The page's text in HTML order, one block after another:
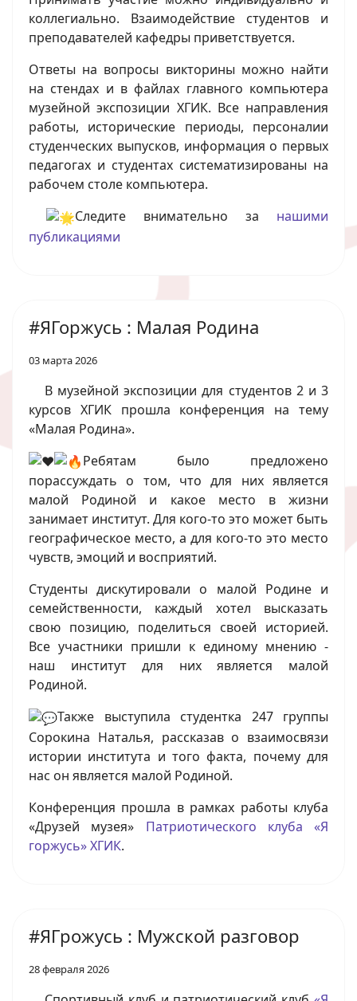
коллегиально. Взаимодействие студентов и
преподавателей кафедры приветствуется.
Ответы на вопросы викторины можно найти
на стендах и в файлах главного компьютера
музейной экспозиции ХГИК. Все направления
работы, исторические периоды, персоналии
студенческих выпусков, информация о первых
педагогах и студентах систематизированы на
рабочем столе компьютера.
Следите внимательно за нашими
публикациями
#ЯГоржусь : Малая Родина
03 марта 2026
В музейной экспозиции для студентов 2 и 3
курсов ХГИК прошла конференция на тему
«Малая Родина».
Ребятам было предложено
порассуждать о том, что для них является
малой Родиной и какое место в жизни
занимает институт. Для кого-то это может быть
географическое место, а для кого-то это место
чувств, эмоций и восприятий.
Студенты дискутировали о малой Родине и
семейственности, каждый хотел высказать
свою позицию, поделиться своей историей.
Все участники пришли к единому мнению -
наш институт для них является малой
Родиной.
Также выступила студентка 247 группы
Сорокина Наталья, рассказав о взаимосвязи
истории института и того факта, почему для
нас он является малой Родиной.
Конференция прошла в рамках работы клуба
«Друзей музея» Патриотического клуба «Я
горжусь» ХГИК.
#ЯГрожусь : Мужской разговор
28 февраля 2026